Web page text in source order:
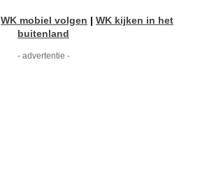
WK mobiel volgen | WK kijken in het
buitenland
- advertentie -